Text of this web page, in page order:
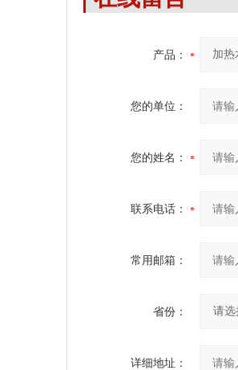
产品：
您的单位：
您的姓名：
联系电话：
常用邮箱：
省份：
详细地址：